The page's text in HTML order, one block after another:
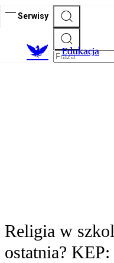
Serwisy
Edukacja
Religia w
ostatnia?